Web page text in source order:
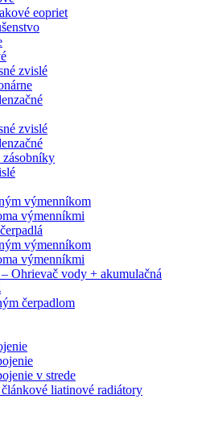
eopriet
zvislé
zvislé
zásobníky
výmenníkom
výmenníkmi
výmenníkom
výmenníkmi
Ohrievač vody + akumulačná
čerpadlom
v strede
liatinové radiátory